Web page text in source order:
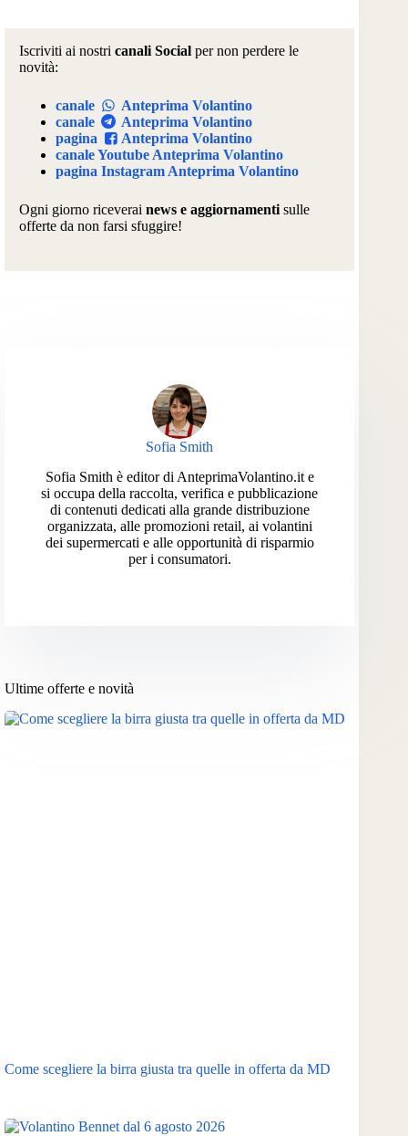
Iscriviti ai nostri canali Social per non perdere le
novità:
canale
Anteprima Volantino
canale
Anteprima Volantino
pagina
Anteprima Volantino
canale Youtube Anteprima Volantino
pagina Instagram Anteprima Volantino
Ogni giorno riceverai news e aggiornamenti sulle
offerte da non farsi sfuggire!
Sofia Smith
Sofia Smith è editor di AnteprimaVolantino.it e
si occupa della raccolta, verifica e pubblicazione
di contenuti dedicati alla grande distribuzione
organizzata, alle promozioni retail, ai volantini
dei supermercati e alle opportunità di risparmio
per i consumatori.
Ultime offerte e novità
Come scegliere la birra giusta tra quelle in offerta da MD